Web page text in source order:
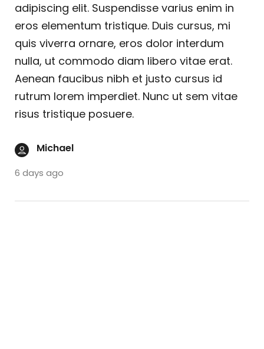
adipiscing elit. Suspendisse varius enim in
eros elementum tristique. Duis cursus, mi
quis viverra ornare, eros dolor interdum
nulla, ut commodo diam libero vitae erat.
Aenean faucibus nibh et justo cursus id
rutrum lorem imperdiet. Nunc ut sem vitae
risus tristique posuere.
Michael
6 days ago